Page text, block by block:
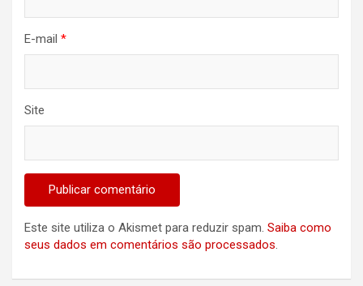
E-mail *
Site
Este site utiliza o Akismet para reduzir spam. Saiba como
seus dados em comentários são processados.